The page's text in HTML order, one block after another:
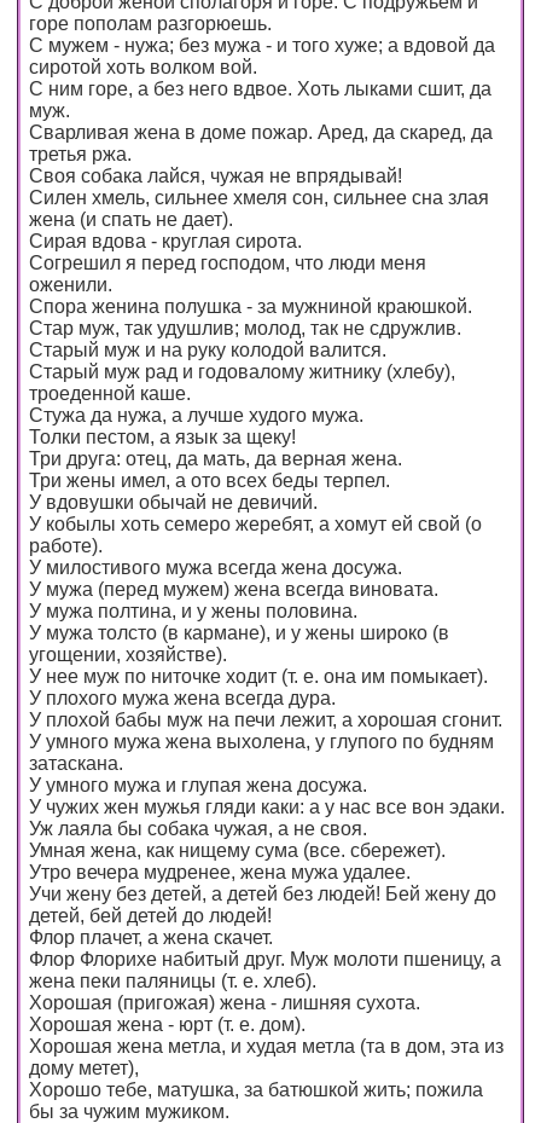
горе пополам разгорюешь.
С мужем - нужа; без мужа - и того хуже; а вдовой да
сиротой хоть волком вой.
С ним горе, а без него вдвое. Хоть лыками сшит, да
муж.
Сварливая жена в доме пожар. Аред, да скаред, да
третья ржа.
Своя собака лайся, чужая не впрядывай!
Силен хмель, сильнее хмеля сон, сильнее сна злая
жена (и спать не дает).
Сирая вдова - круглая сирота.
Согрешил я перед господом, что люди меня
оженили.
Спора женина полушка - за мужниной краюшкой.
Стар муж, так удушлив; молод, так не сдружлив.
Старый муж и на руку колодой валится.
Старый муж рад и годовалому житнику (хлебу),
троеденной каше.
Стужа да нужа, а лучше худого мужа.
Толки пестом, а язык за щеку!
Три друга: отец, да мать, да верная жена.
Три жены имел, а ото всех беды терпел.
У вдовушки обычай не девичий.
У кобылы хоть семеро жеребят, а хомут ей свой (о
работе).
У милостивого мужа всегда жена досужа.
У мужа (перед мужем) жена всегда виновата.
У мужа полтина, и у жены половина.
У мужа толсто (в кармане), и у жены широко (в
угощении, хозяйстве).
У нее муж по ниточке ходит (т. е. она им помыкает).
У плохого мужа жена всегда дура.
У плохой бабы муж на печи лежит, а хорошая сгонит.
У умного мужа жена выхолена, у глупого по будням
затаскана.
У умного мужа и глупая жена досужа.
У чужих жен мужья гляди каки: а у нас все вон эдаки.
Уж лаяла бы собака чужая, а не своя.
Умная жена, как нищему сума (все. сбережет).
Утро вечера мудренее, жена мужа удалее.
Учи жену без детей, а детей без людей! Бей жену до
детей, бей детей до людей!
Флор плачет, а жена скачет.
Флор Флорихе набитый друг. Муж молоти пшеницу, а
жена пеки паляницы (т. е. хлеб).
Хорошая (пригожая) жена - лишняя сухота.
Хорошая жена - юрт (т. е. дом).
Хорошая жена метла, и худая метла (та в дом, эта из
дому метет),
Хорошо тебе, матушка, за батюшкой жить; пожила
бы за чужим мужиком.